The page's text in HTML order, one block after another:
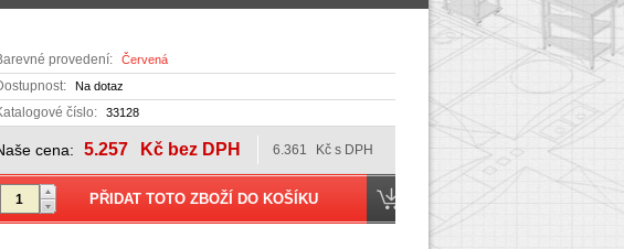
provedení: Červená
Na dotaz
číslo: 33128
cena: 5.257 Kč bez DPH 6.361 Kč s DPH